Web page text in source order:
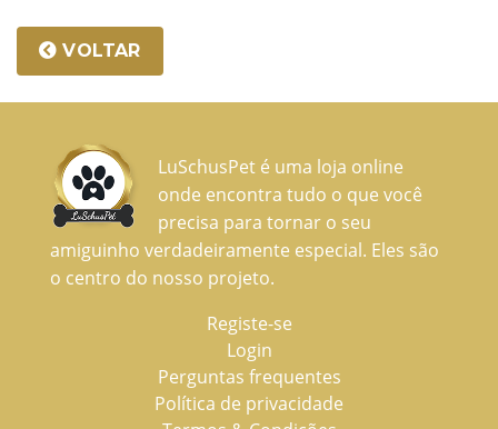
VOLTAR
LuSchusPet é uma loja online
onde encontra tudo o que você
precisa para tornar o seu
amiguinho verdadeiramente especial. Eles são
o centro do nosso projeto.
Registe-se
Login
Perguntas frequentes
Política de privacidade